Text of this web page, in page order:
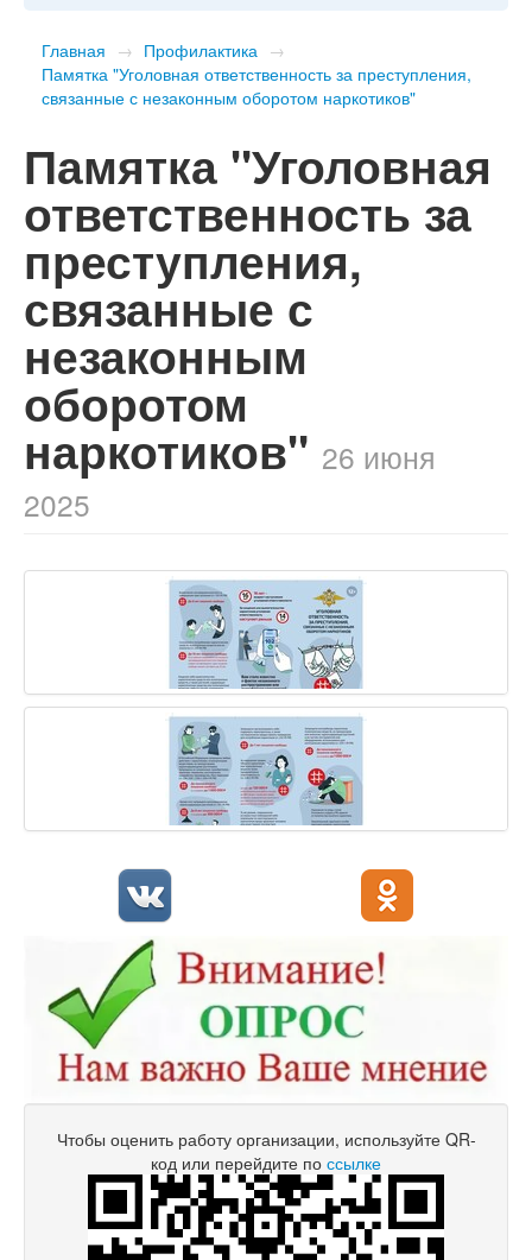
Главная → Профилактика →
Памятка "Уголовная ответственность за преступления,
связанные с незаконным оборотом наркотиков"
Памятка "Уголовная
ответственность за
преступления,
связанные с
незаконным
оборотом
наркотиков" 26 июня
2025
Чтобы оценить работу организации, используйте QR-
код или перейдите по ссылке